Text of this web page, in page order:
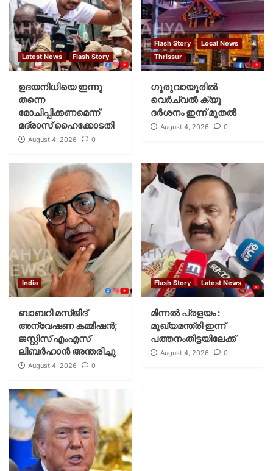
Latest News Flash Story
ഉദയനിധിയെ ഇന്നു
തന്നെ
മോചിപ്പിക്കണമെന്ന്
മദ്രാസ് ഹൈക്കോടതി
August 4, 2026 0
Flash Story
Local News
Thrissur
ഗുരുവായൂരില്‍
വെര്‍ച്വല്‍ ക്യൂ
ദര്‍ശനം ഇന്ന് മുതല്‍
August 4, 2026 0
India
ബാബറി മസ്ജിദ്
അന്വേഷണ കമ്മീഷന്‍;
ജസ്റ്റിസ് എംഎസ്
ലിബര്‍ഹാന്‍ അന്തരിച്ചു
August 4, 2026 0
Flash Story Latest News
മിന്നല്‍ പ്രളയം :
മുഖ്യമന്ത്രി ഇന്ന്
പത്തനംതിട്ടയിലേക്ക്
August 4, 2026 0